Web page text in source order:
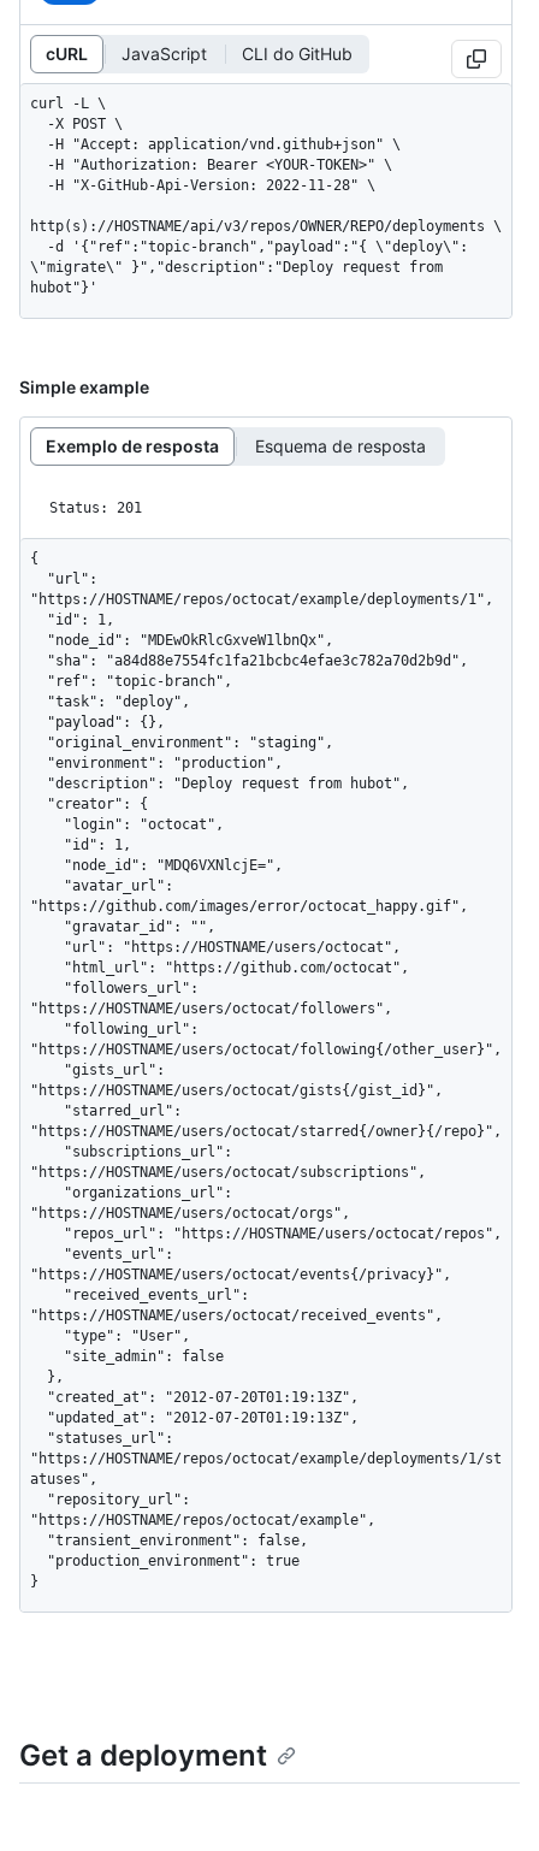
cURL JavaScript CLI do GitHub
curl -L \
http(s)://HOSTNAME/api/v3/repos/OWNER/REPO/deployments \
\"migrate\" }","description":"Deploy request from
hubot"}'
Simple example
Exemplo de resposta Esquema de resposta
Status: 201
{
"https://HOSTNAME/repos/octocat/example/deployments/1",
"https://github.com/images/error/octocat_happy.gif",
"https://HOSTNAME/users/octocat/followers",
"https://HOSTNAME/users/octocat/following{/other_user}",
"https://HOSTNAME/users/octocat/gists{/gist_id}",
"https://HOSTNAME/users/octocat/starred{/owner}{/repo}",
"https://HOSTNAME/users/octocat/subscriptions",
"https://HOSTNAME/users/octocat/orgs",
"https://HOSTNAME/users/octocat/events{/privacy}",
"https://HOSTNAME/users/octocat/received_events",
"https://HOSTNAME/repos/octocat/example/deployments/1/st
atuses",
"https://HOSTNAME/repos/octocat/example",
}
Get a deployment